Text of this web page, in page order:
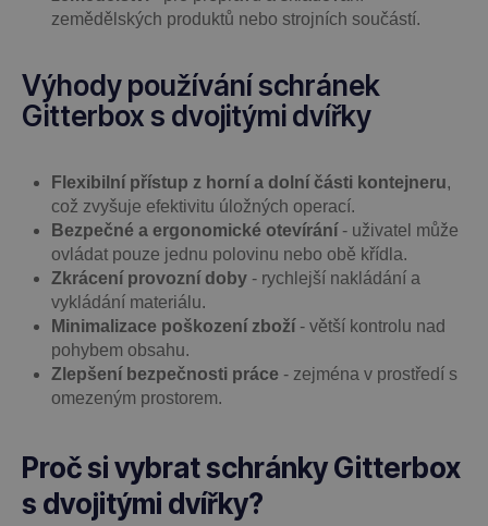
zemědělských produktů nebo strojních součástí.
Výhody používání schránek
Gitterbox s dvojitými dvířky
Flexibilní přístup z horní a dolní části kontejneru,
což zvyšuje efektivitu úložných operací.
Bezpečné a ergonomické otevírání - uživatel může
ovládat pouze jednu polovinu nebo obě křídla.
Zkrácení provozní doby - rychlejší nakládání a
vykládání materiálu.
Minimalizace poškození zboží - větší kontrolu nad
pohybem obsahu.
Zlepšení bezpečnosti práce - zejména v prostředí s
omezeným prostorem.
Proč si vybrat schránky Gitterbox
s dvojitými dvířky?